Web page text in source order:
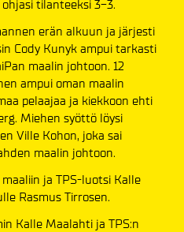
tilanteeksi 3-3.
erän alkuun ja järjesti
Cody Kunyk ampui tarkasti
maalin johtoon. 12
ampui oman maalin
pelaajaa ja kiekkoon ehti
Miehen syöttö löysi
Ville Kohon, joka sai
maalin johtoon.
ja TPS-luotsi Kalle
Rasmus Tirrosen.
Kalle Maalahti ja TPS:n